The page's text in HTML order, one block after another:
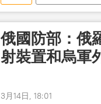
俄國防部：俄
射裝置和烏軍
3月14日, 18:01